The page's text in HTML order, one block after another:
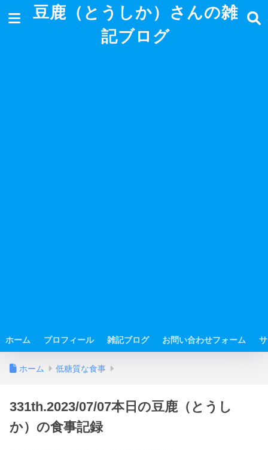
豆鹿（とうしか）さんの雑
記ブログ
ホーム プロフィール 雑記ブログ お問い合わせフォーム
ホーム 低糖質な食事
331th.2023/07/07本日の豆鹿（とうし
か）の食事記録